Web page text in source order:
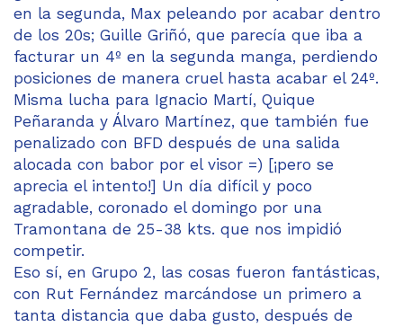
en la segunda, Max peleando por acabar dentro
de los 20s; Guille Griñó, que parecía que iba a
facturar un 4º en la segunda manga, perdiendo
posiciones de manera cruel hasta acabar el 24º.
Misma lucha para Ignacio Martí, Quique
Peñaranda y Álvaro Martínez, que también fue
penalizado con BFD después de una salida
alocada con babor por el visor =) [¡pero se
aprecia el intento!] Un día difícil y poco
agradable, coronado el domingo por una
Tramontana de 25-38 kts. que nos impidió
competir.
Eso sí, en Grupo 2, las cosas fueron fantásticas,
con Rut Fernández marcándose un primero a
tanta distancia que daba gusto, después de